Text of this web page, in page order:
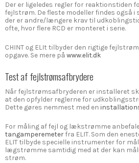
Der er ligeledes regler for reaktionstiden
fejlstrøm. De fleste modeller findes også i
der er andre/længere krav til
ofte, hvor flere RCD er monteret i serie.
CHINT og ELIt tilbyder den rigtige
opgave. Se mere på www.elit.dk
Test af fejlstrømsafbrydere
Når fejlstrømsafbryderen er installeret
at den opfylder reglerne for
Dette gøres nemmest med en
For måling af fejl og lækstrømme
tangamperemeterfra ELIT. Som den
ELIT tilbyde specielle instrumenter for
lægstrømme samtidig med at der kan
strøm.